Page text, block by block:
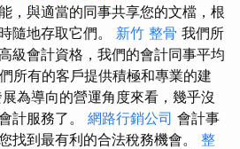
，與適當的同事共享您的文檔，根
隨地存取它們。 新竹 整骨 我們所
級會計資格，我們的會計同事平均
所有的客戶提供積極和專業的建
為導向的營運角度來看，幾乎沒
計服務了。 網路行銷公司 會計事
找到最有利的合法稅務機會。 整